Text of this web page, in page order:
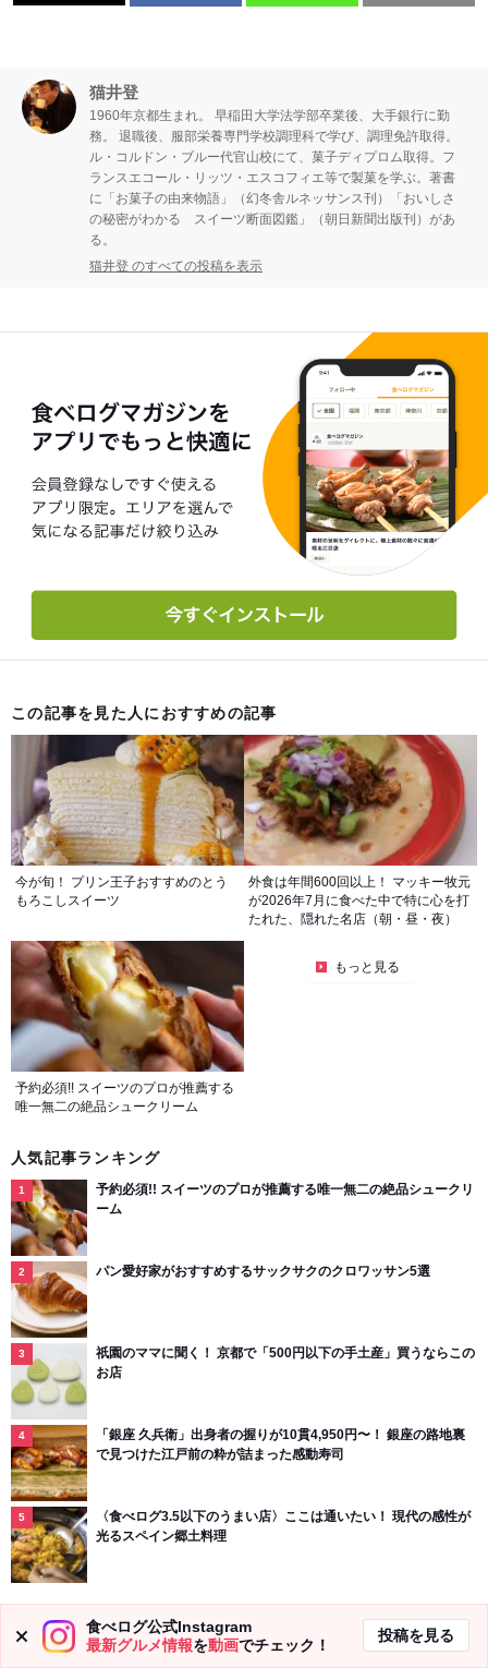
ジ ジ
猫井登
1960年京都生まれ。 早稲田大学法学部卒業後、大手銀行に勤
務。 退職後、服部栄養専門学校調理科で学び、調理免許取得。
ル・コルドン・ブルー代官山校にて、菓子ディプロム取得。フ
ランスエコール・リッツ・エスコフィエ等で製菓を学ぶ。著書
に「お菓子の由来物語」（幻冬舎ルネッサンス刊）「おいしさ
の秘密がわかる スイーツ断面図鑑」（朝日新聞出版刊）があ
る。
猫井登 のすべての投稿を表示
この記事を見た人におすすめの記事
今が旬！ プリン王子おすすめのとう
もろこしスイーツ
外食は年間600回以上！ マッキー牧元
が2026年7月に食べた中で特に心を打
たれた、隠れた名店（朝・昼・夜）
予約必須!! スイーツのプロが推薦する
唯一無二の絶品シュークリーム
もっと見る
人気記事ランキング
予約必須!! スイーツのプロが推薦する唯一無二の絶品シュークリ
ーム
パン愛好家がおすすめするサックサクのクロワッサン5選
祇園のママに聞く！ 京都で「500円以下の手土産」買うならこの
お店
「銀座 久兵衛」出身者の握りが10貫4,950円〜！ 銀座の路地裏
で見つけた江戸前の粋が詰まった感動寿司
〈食べログ3.5以下のうまい店〉ここは通いたい！ 現代の感性が
光るスペイン郷土料理
食べログ公式Instagram
最新グルメ情報を動画でチェック！
投稿を見る